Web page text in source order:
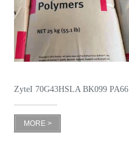
ZyteI 70G43HSLA BK099 PA66
MORE >